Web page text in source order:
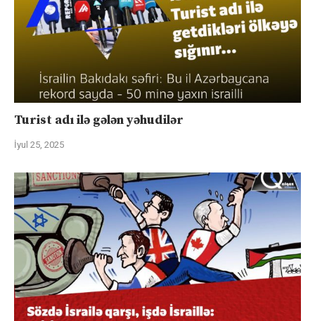
Turist adı ilə gələn yəhudilər
İyul 25, 2025